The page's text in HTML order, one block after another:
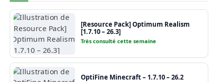
[Resource Pack] Optimum Realism
[1.7.10 – 26.3]
Très consulté cette semaine
OptiFine Minecraft – 1.7.10 – 26.2